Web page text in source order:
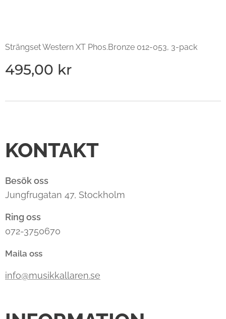
Strängset Western XT Phos.Bronze 012-053, 3-pack
495,00 kr
KONTAKT
Besök oss
Jungfrugatan 47, Stockholm
Ring oss
072-3750670
Maila oss
info@musikkallaren.se